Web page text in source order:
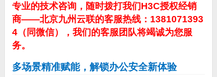
专业的技术咨询，随时拨打我们H3C授权经销
商——北京九州云联的客服热线：1381071393
4（同微信），我们的客服团队将竭诚为您服
务。
多场景精准赋能，解锁办公安全新体验